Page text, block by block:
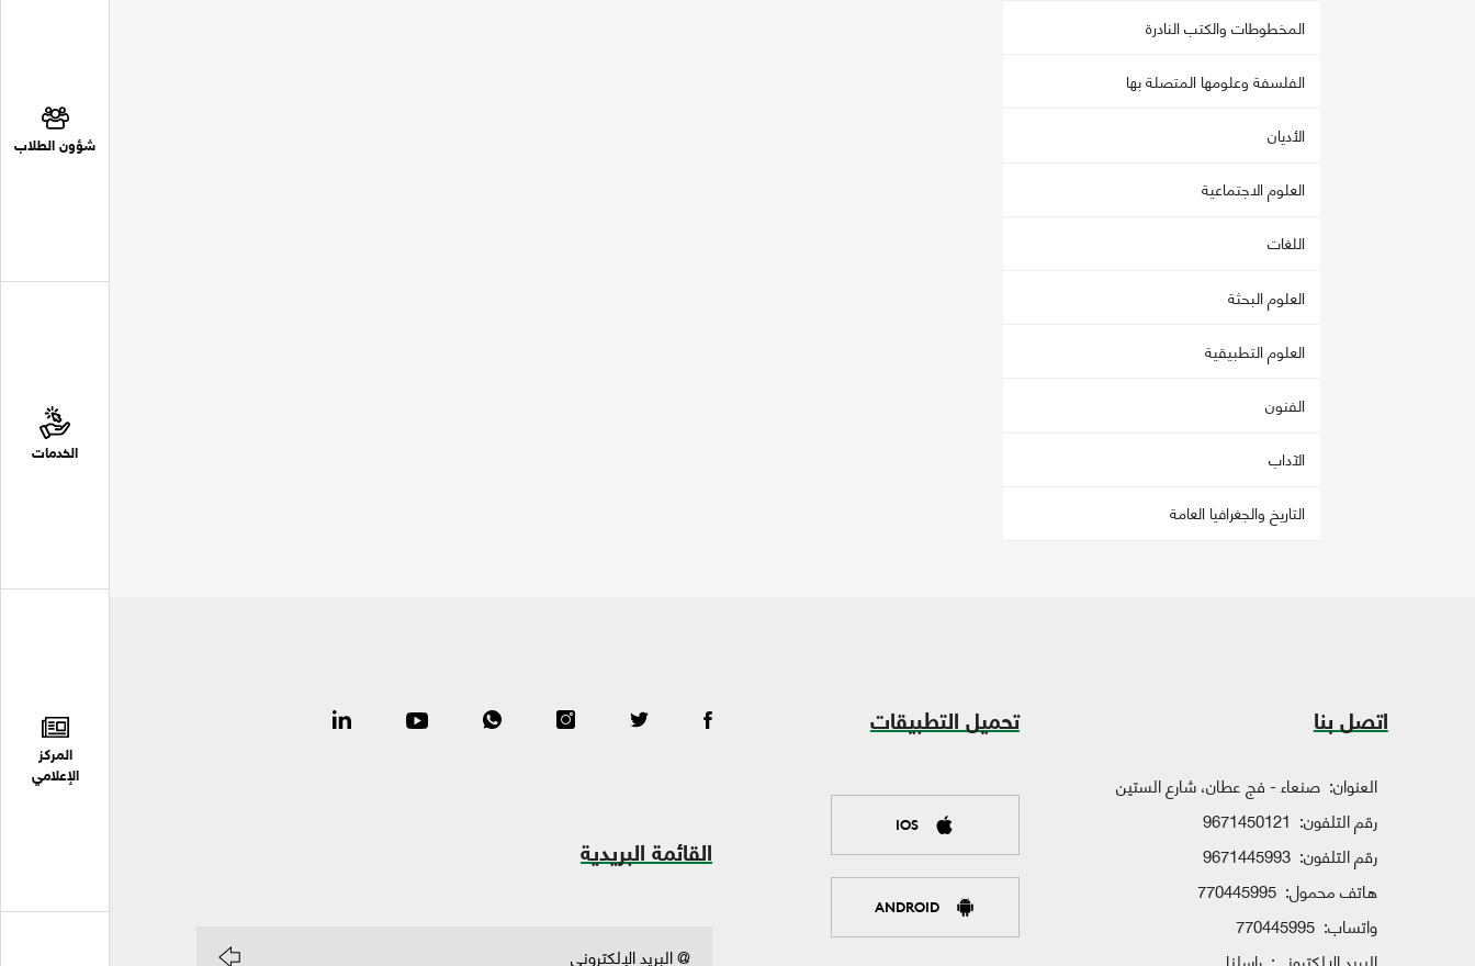
شؤون الطلاب
الخدمات
المركز
الإعلامي
المخطوطات والكتب النادرة
الفلسفة وعلومها المتصلة بها
الأديان
العلوم الاجتماعية
اللغات
العلوم البحثة
العلوم التطبيقية
الفنون
الآداب
التاريخ والجغرافيا العامة
اتصل بنا
العنوان: صنعاء - فج عطان، شارع الستين
رقم التلفون: 9671450121
رقم التلفون: 9671445993
هاتف محمول: 770445995
واتساب: 770445995
تحميل التطبيقات
IOS
ANDROID
القائمة البريدية